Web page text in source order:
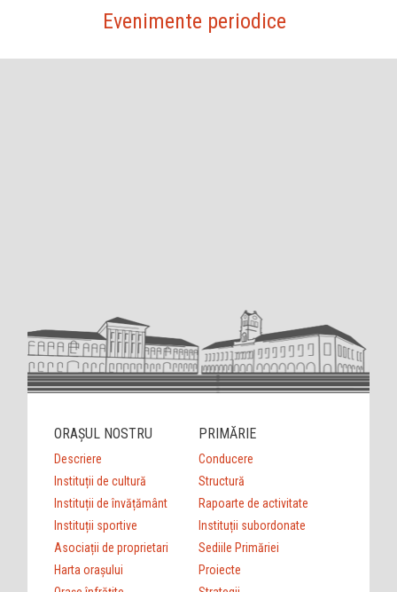
Evenimente periodice
ORAȘUL NOSTRU
Descriere
Instituții de cultură
Instituții de învățământ
Instituții sportive
Asociații de proprietari
Harta orașului
PRIMĂRIE
Conducere
Structură
Rapoarte de activitate
Instituții subordonate
Sediile Primăriei
Proiecte